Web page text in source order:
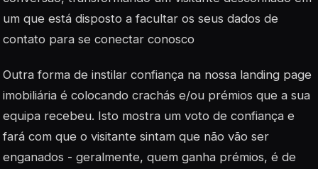
um que está disposto a facultar os seus dados de
contato para se conectar conosco
Outra forma de instilar confiança na nossa landing page
imobiliária é colocando crachás e/ou prémios que a sua
equipa recebeu. Isto mostra um voto de confiança e
fará com que o visitante sintam que não vão ser
enganados - geralmente, quem ganha prémios, é de